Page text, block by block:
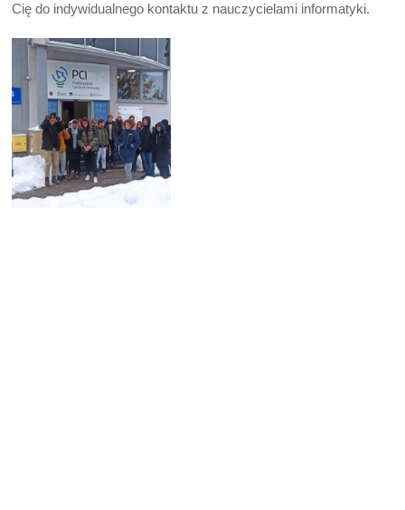
Cię do indywidualnego kontaktu z nauczycielami informatyki.